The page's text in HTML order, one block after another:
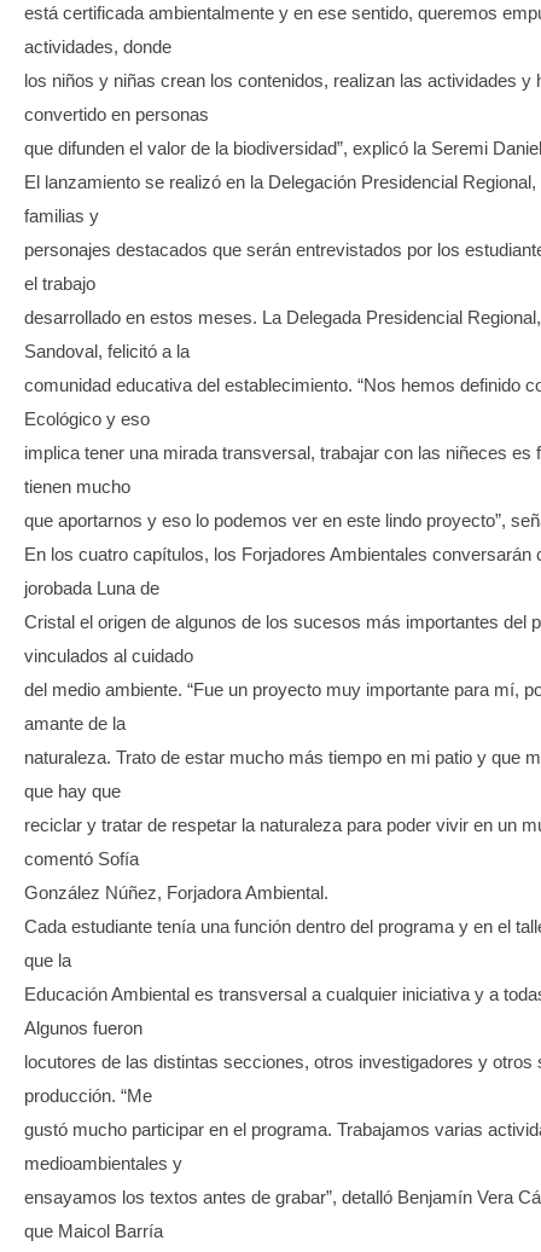
está certificada ambientalmente y en ese sentido, queremos
actividades, donde
los niños y niñas crean los contenidos, realizan las actividades y
convertido en personas
que difunden el valor de la biodiversidad”, explicó la Seremi
El lanzamiento se realizó en la Delegación Presidencial
familias y
personajes destacados que serán entrevistados por los
el trabajo
desarrollado en estos meses. La Delegada Presidencial
Sandoval, felicitó a la
comunidad educativa del establecimiento. “Nos hemos definido
Ecológico y eso
implica tener una mirada transversal, trabajar con las niñeces es
tienen mucho
que aportarnos y eso lo podemos ver en este lindo proyecto”,
En los cuatro capítulos, los Forjadores Ambientales conversarán
jorobada Luna de
Cristal el origen de algunos de los sucesos más importantes del
vinculados al cuidado
del medio ambiente. “Fue un proyecto muy importante para mí,
amante de la
naturaleza. Trato de estar mucho más tiempo en mi patio y que
que hay que
reciclar y tratar de respetar la naturaleza para poder vivir en un
comentó Sofía
González Núñez, Forjadora Ambiental.
Cada estudiante tenía una función dentro del programa y en el
que la
Educación Ambiental es transversal a cualquier iniciativa y a
Algunos fueron
locutores de las distintas secciones, otros investigadores y otros
producción. “Me
gustó mucho participar en el programa. Trabajamos varias
medioambientales y
ensayamos los textos antes de grabar”, detalló Benjamín Vera
que Maicol Barría